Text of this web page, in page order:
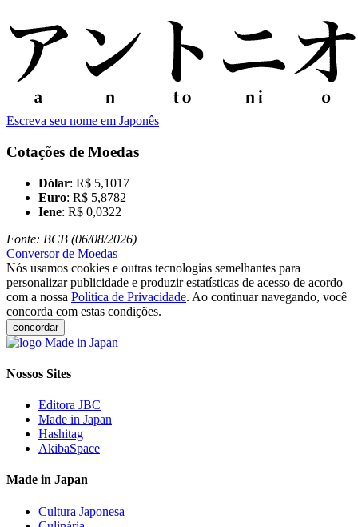
Escreva seu nome em Japonês
Cotações de Moedas
Dólar: R$ 5,1017
Euro: R$ 5,8782
Iene: R$ 0,0322
Fonte: BCB (06/08/2026)
Conversor de Moedas
Nós usamos cookies e outras tecnologias semelhantes para
personalizar publicidade e produzir estatísticas de acesso de acordo
com a nossa Política de Privacidade. Ao continuar navegando, você
concorda com estas condições.
concordar
Nossos Sites
Editora JBC
Made in Japan
Hashitag
AkibaSpace
Made in Japan
Cultura Japonesa